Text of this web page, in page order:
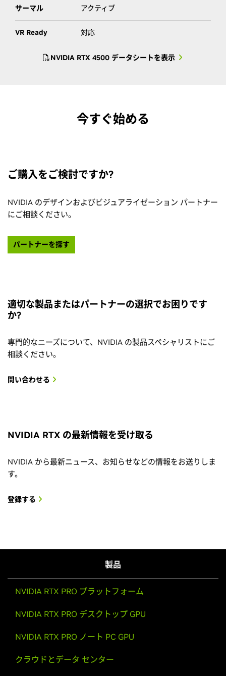
サーマル アクティブ
VR Ready 対応
NVIDIA RTX 4500 データシートを表示
今すぐ始める
ご購入をご検討ですか?
NVIDIA のデザインおよびビジュアライゼーション パートナー
にご相談ください。
パートナーを探す
適切な製品またはパートナーの選択でお困りです
か?
専門的なニーズについて、NVIDIA の製品スペシャリストにご
相談ください。
問い合わせる
NVIDIA RTX の最新情報を受け取る
NVIDIA から最新ニュース、お知らせなどの情報をお送りしま
す。
登録する
製品
NVIDIA RTX PRO プラットフォーム
NVIDIA RTX PRO デスクトップ GPU
NVIDIA RTX PRO ノート PC GPU
クラウドとデータ センター